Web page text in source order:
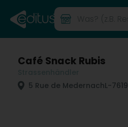
Café Snack Rubis
5 Rue de MedernachL-7619